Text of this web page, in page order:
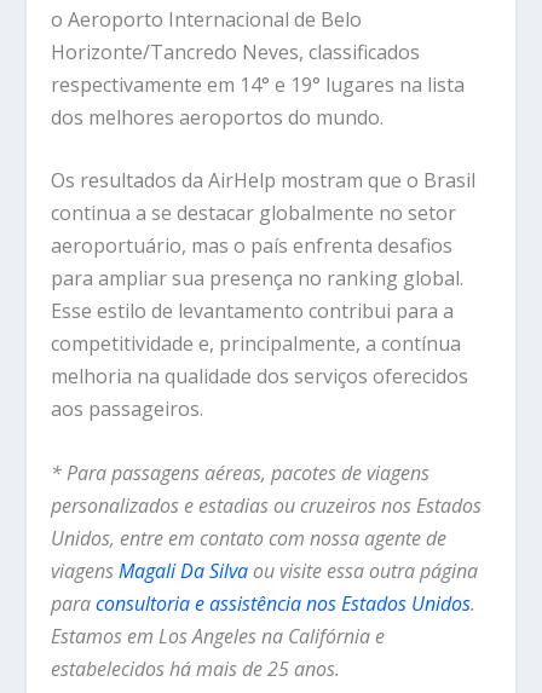
o Aeroporto Internacional de Belo
Horizonte/Tancredo Neves, classificados
respectivamente em 14° e 19° lugares na lista
dos melhores aeroportos do mundo.
Os resultados da AirHelp mostram que o Brasil
continua a se destacar globalmente no setor
aeroportuário, mas o país enfrenta desafios
para ampliar sua presença no ranking global.
Esse estilo de levantamento contribui para a
competitividade e, principalmente, a contínua
melhoria na qualidade dos serviços oferecidos
aos passageiros.
* Para passagens aéreas, pacotes de viagens
personalizados e estadias ou cruzeiros nos Estados
Unidos, entre em contato com nossa agente de
viagensMagali Da Silvaou visite essa outra página
paraconsultoria e assistência nos Estados Unidos.
Estamos em Los Angeles na Califórnia e
estabelecidos há mais de 25 anos.